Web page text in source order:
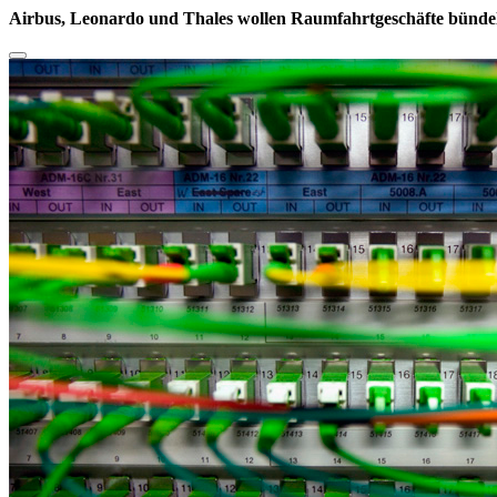
Airbus, Leonardo und Thales wollen Raumfahrtgeschäfte